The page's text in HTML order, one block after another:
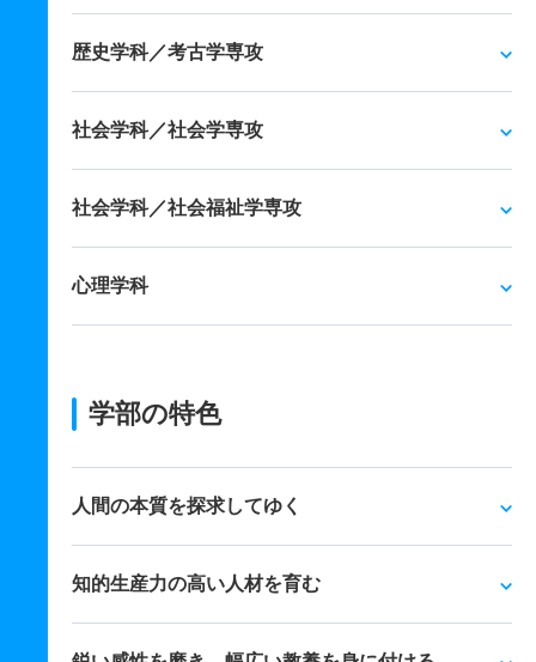
歴史学科／考古学専攻
社会学科／社会学専攻
社会学科／社会福祉学専攻
心理学科
学部の特色
人間の本質を探求してゆく
知的生産力の高い人材を育む